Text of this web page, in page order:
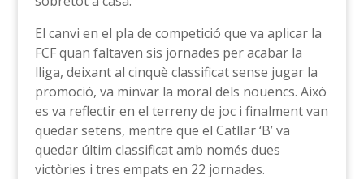
El canvi en el pla de competició que va aplicar la
FCF quan faltaven sis jornades per acabar la
lliga, deixant al cinquè classificat sense jugar la
promoció, va minvar la moral dels nouencs. Això
es va reflectir en el terreny de joc i finalment van
quedar setens, mentre que el Catllar ‘B’ va
quedar últim classificat amb només dues
victòries i tres empats en 22 jornades.